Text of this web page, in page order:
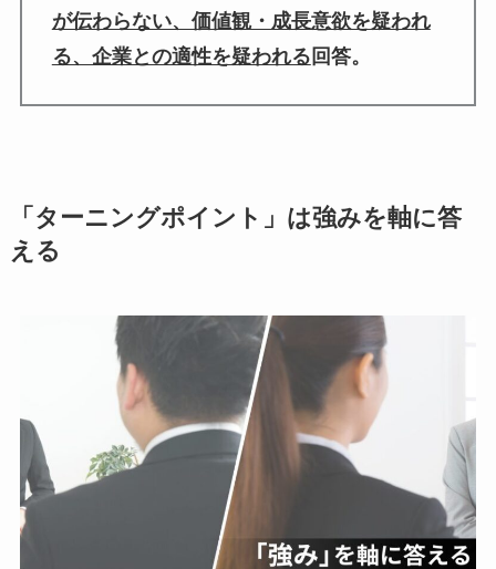
が伝わらない、価値観・成長意欲を疑われ
る、企業との適性を疑われる 回答。
「ターニングポイント」は強みを軸に答
える